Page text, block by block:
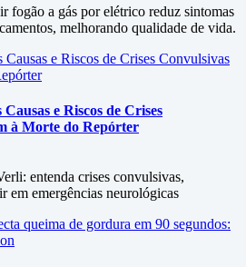
fogão a gás por elétrico reduz sintomas
melhorando qualidade de vida.
e Riscos de Crises
à Morte do Repórter
entenda crises convulsivas,
em emergências neurológicas